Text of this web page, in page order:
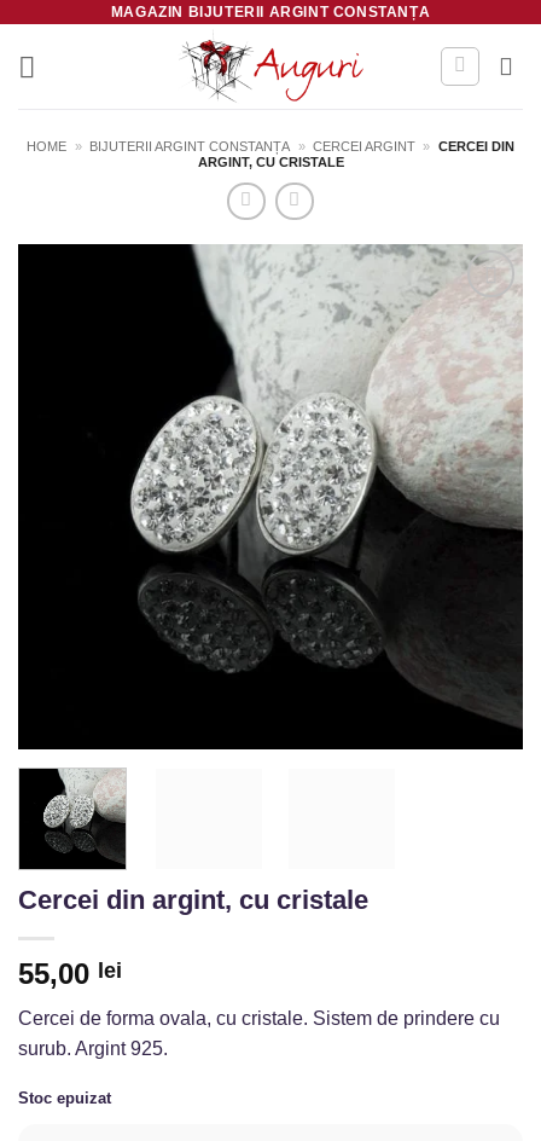
content
MAGAZIN BIJUTERII ARGINT CONSTANȚA
HOME » BIJUTERII ARGINT CONSTANȚA » CERCEI ARGINT » CERCEI DIN
ARGINT, CU CRISTALE
Salvează
Cercei din argint, cu cristale
55,00 lei
Cercei de forma ovala, cu cristale. Sistem de prindere cu
surub. Argint 925.
Stoc epuizat